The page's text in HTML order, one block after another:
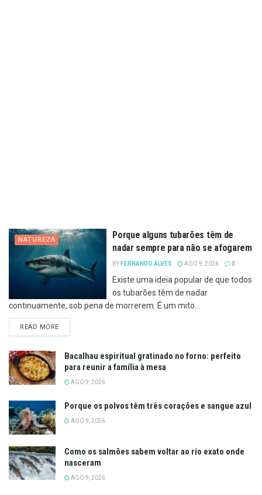
NATUREZA
Porque alguns tubarões têm de
nadar sempre para não se afogarem
BY FERNANDO ALVES AGO 9, 2026 0
Existe uma ideia popular de que todos
os tubarões têm de nadar
continuamente, sob pena de morrerem. É um mito...
READ MOREDETAILS
Bacalhau espiritual gratinado no forno: perfeito
para reunir a família à mesa
AGO 9, 2026
Porque os polvos têm três corações e sangue azul
AGO 9, 2026
Como os salmões sabem voltar ao rio exato onde
nasceram
AGO 9, 2026